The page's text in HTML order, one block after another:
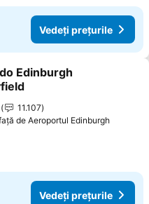
Vedeți prețurile
la favorite
Edinburgh
11.107
de Aeroportul Edinburgh
Vedeți prețurile